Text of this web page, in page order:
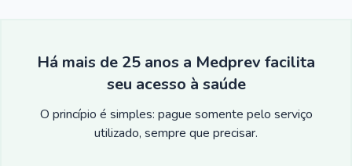
Há mais de 25 anos a Medprev facilita
seu acesso à saúde
O princípio é simples: pague somente pelo serviço
utilizado, sempre que precisar.